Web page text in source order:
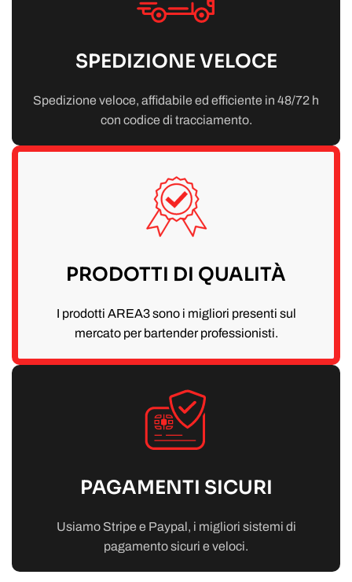
SPEDIZIONE VELOCE
Spedizione veloce, affidabile ed efficiente in 48/72 h
con codice di tracciamento.
PRODOTTI DI QUALITÀ
I prodotti AREA3 sono i migliori presenti sul
mercato per bartender professionisti.
PAGAMENTI SICURI
Usiamo Stripe e Paypal, i migliori sistemi di
pagamento sicuri e veloci.